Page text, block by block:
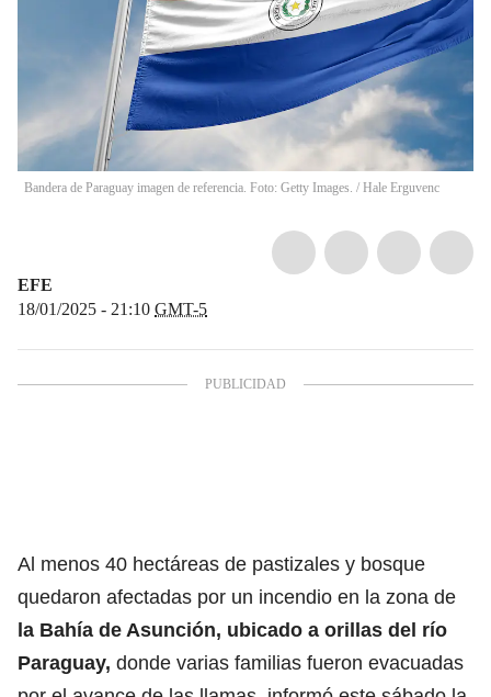
Bandera de Paraguay imagen de referencia. Foto: Getty Images. / Hale Erguvenc
EFE
18/01/2025 - 21:10 GMT-5
Al menos 40 hectáreas de pastizales y bosque
quedaron afectadas por un incendio en la zona de
la Bahía de Asunción, ubicado a orillas del río
Paraguay, donde varias familias fueron evacuadas